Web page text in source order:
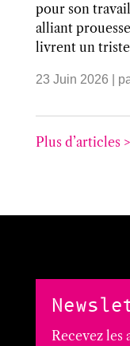
pour son
alliant
livrent un triste
23 Juin 2026 |
Plus d’articles >
Recevez les